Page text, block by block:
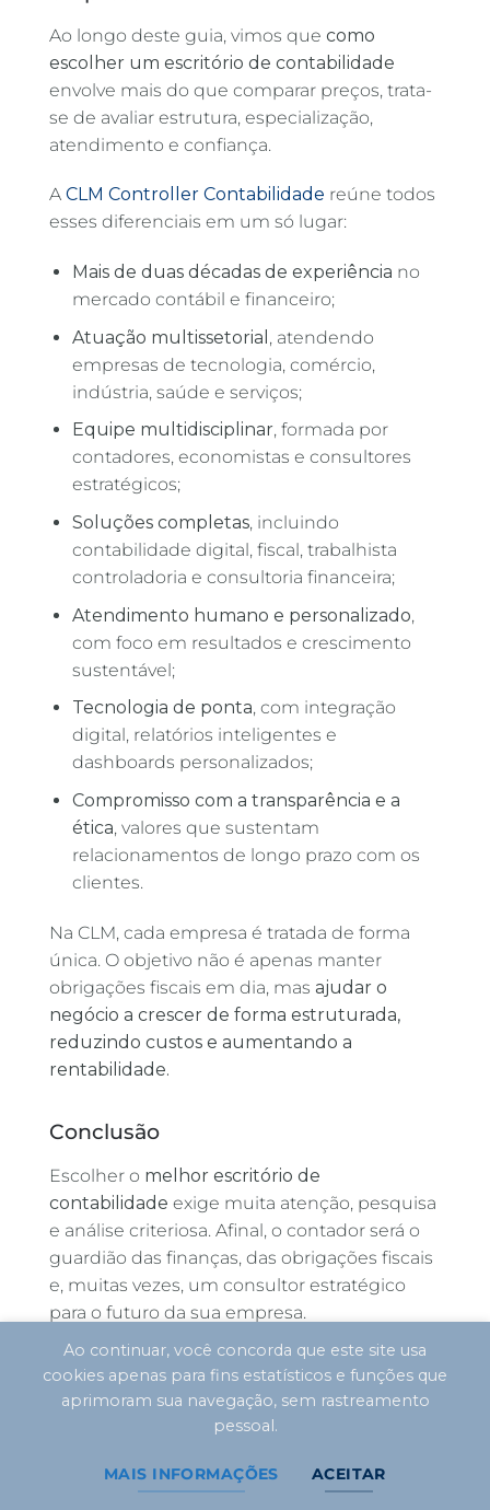
Ao longo deste guia, vimos que como
escolher um escritório de contabilidade
envolve mais do que comparar preços, trata-
se de avaliar estrutura, especialização,
atendimento e confiança.
A CLM Controller Contabilidade reúne todos
esses diferenciais em um só lugar:
Mais de duas décadas de experiência no
mercado contábil e financeiro;
Atuação multissetorial , atendendo
empresas de tecnologia, comércio,
indústria, saúde e serviços;
Equipe multidisciplinar, formada por
contadores, economistas e consultores
estratégicos;
Soluções completas, incluindo
contabilidade digital, fiscal, trabalhista
controladoria e consultoria financeira;
Atendimento humano e personalizado,
com foco em resultados e crescimento
sustentável;
Tecnologia de ponta, com integração
digital, relatórios inteligentes e
dashboards personalizados;
Compromisso com a transparência e a
ética, valores que sustentam
relacionamentos de longo prazo com os
clientes.
Na CLM, cada empresa é tratada de forma
única. O objetivo não é apenas manter
obrigações fiscais em dia, mas ajudar o
negócio a crescer de forma estruturada,
reduzindo custos e aumentando a
rentabilidade.
Conclusão
Escolher o melhor escritório de
contabilidade exige muita atenção, pesquisa
e análise criteriosa. Afinal, o contador será o
guardião das finanças, das obrigações fiscais
e, muitas vezes, um consultor estratégico
para o futuro da sua empresa.
E se você busca uma contabilidade que
reúne conhecimento técnico, inovação,
atendimento consultivo e resultados reais, a
Ao continuar, você concorda que este site usa
cookies apenas para fins estatísticos e funções que
aprimoram sua navegação, sem rastreamento
pessoal.
MAIS INFORMAÇÕES ACEITAR